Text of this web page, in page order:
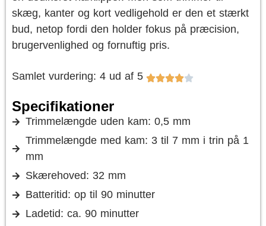
skæg, kanter og kort vedligehold er den et stærkt
bud, netop fordi den holder fokus på præcision,
brugervenlighed og fornuftig pris.
Samlet vurdering: 4 ud af 5
Specifikationer
Trimmelængde uden kam: 0,5 mm
Trimmelængde med kam: 3 til 7 mm i trin på 1
mm
Skærehoved: 32 mm
Batteritid: op til 90 minutter
Ladetid: ca. 90 minutter